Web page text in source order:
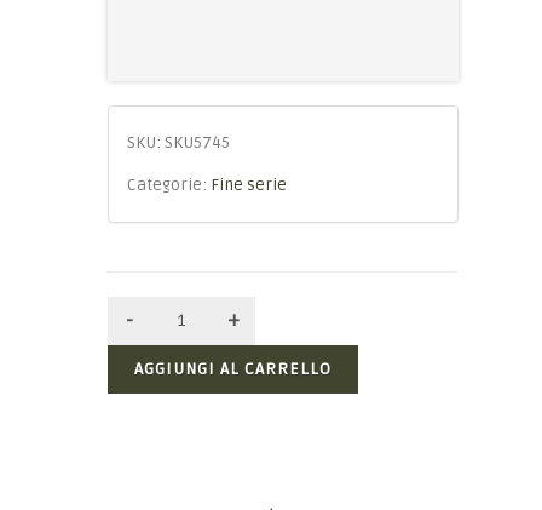
SKU: SKU5745
Categorie: Fine serie
AGGIUNGI AL CARRELLO